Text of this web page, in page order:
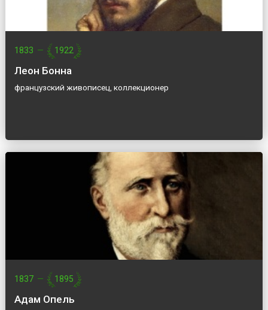
1833 — 1922
Леон Бонна
французский живописец, коллекционер
1837 — 1895
Адам Опель